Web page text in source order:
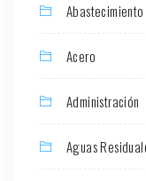
Acero
Administración
Aguas